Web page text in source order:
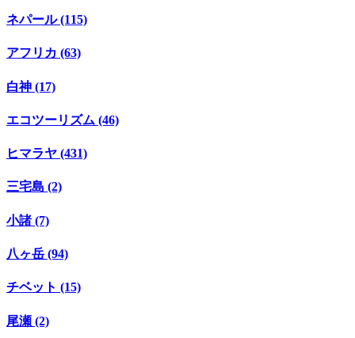
ネパール (115)
アフリカ (63)
白神 (17)
エコツーリズム (46)
ヒマラヤ (431)
三宅島 (2)
小諸 (7)
八ヶ岳 (94)
チベット (15)
尾瀬 (2)